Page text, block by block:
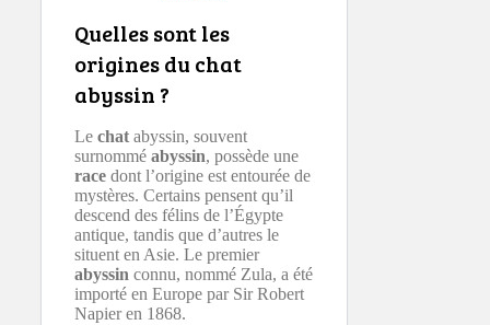
Quelles sont les
origines du chat
abyssin ?
Le chat abyssin, souvent
surnommé abyssin, possède une
race dont l’origine est entourée de
mystères. Certains pensent qu’il
descend des félins de l’Égypte
antique, tandis que d’autres le
situent en Asie. Le premier
abyssin connu, nommé Zula, a été
importé en Europe par Sir Robert
Napier en 1868.